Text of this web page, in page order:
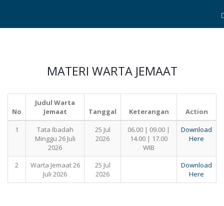
MATERI WARTA JEMAAT
No
Judul Warta
Jemaat
Tanggal Keterangan
Action
1
Tata Ibadah
Minggu 26 Juli
2026
25 Jul
2026
06.00 | 09.00 |
14.00 | 17.00
WIB
Download
Here
2
Warta Jemaat 26
Juli 2026
25 Jul
2026
Download
Here